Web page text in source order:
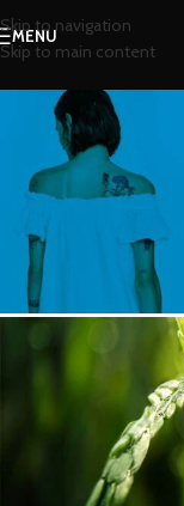
Skip to navigation
Skip to main content
MENU
หอมกลิ่นอ
จ